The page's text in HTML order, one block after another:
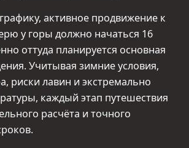
активное продвижение к
у горы должно начаться 16
оттуда планируется основная
Учитывая зимние условия,
риски лавин и экстремально
каждый этап путешествия
расчёта и точного